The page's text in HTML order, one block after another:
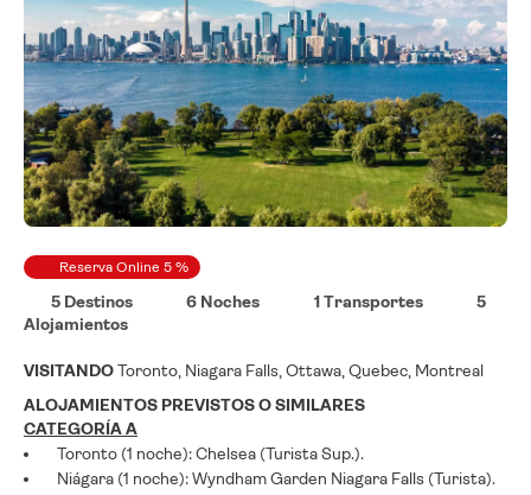
Reserva Online 5 %
5 Destinos 6 Noches 1 Transportes
5
Alojamientos
VISITANDOToronto, Niagara Falls, Ottawa, Quebec, Montreal
ALOJAMIENTOS PREVISTOS O SIMILARES
CATEGORÍA A
Toronto (1 noche): Chelsea (Turista Sup.).
Niágara (1 noche): Wyndham Garden Niagara Falls (Turista).